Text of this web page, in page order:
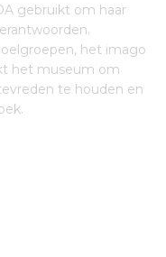
gebruikt om haar
het imago
het museum om
te houden en